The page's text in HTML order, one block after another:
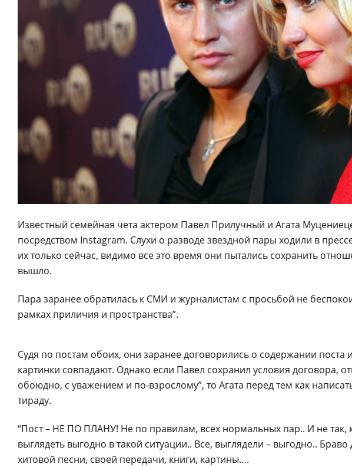
Известный семейная чета актером Павел Прилучный и Агата
посредством Instagram. Слухи о разводе звездной пары ходили в
их только сейчас, видимо все это время они пытались сохранить
вышло.
Пара заранее обратилась к СМИ и журналистам с просьбой не
рамках приличия и пространства”.
Судя по постам обоих, они заранее договорились о содержании
картинки совпадают. Однако если Павел сохранил условия договора,
обоюдно, с уважением и по-взрослому”, то Агата перед тем как
тираду.
“Пост – НЕ ПО ПЛАНУ! Не по правилам, всех нормальных пар.. И не так,
выглядеть выгодно в такой ситуации.. Все, выглядели – выгодно..
хитовой песни, своей передачи, книги, картины….